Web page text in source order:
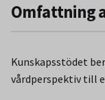
Omfattning
Kunskapsstödet
vårdperspektiv till